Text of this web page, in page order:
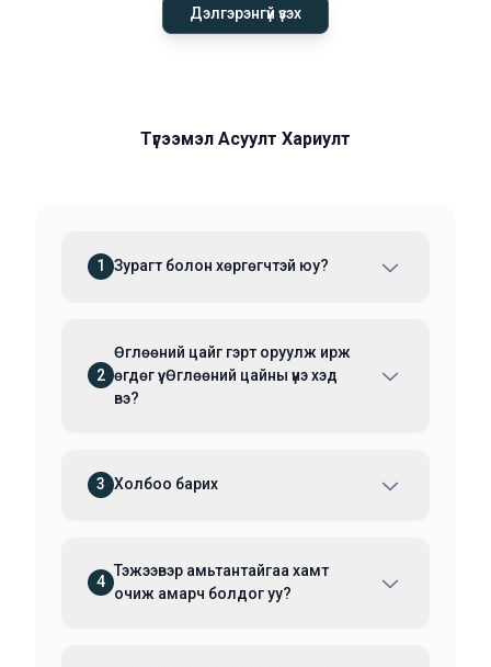
Дэлгэрэнгүй үзэх
Түгээмэл Асуулт Хариулт
1 Зурагт болон хөргөгчтэй юу?
2
Өглөөний цайг гэрт оруулж ирж
өгдөг үү. Өглөөний цайны үнэ хэд
вэ?
3 Холбоо барих
4
Тэжээвэр амьтантайгаа хамт
очиж амарч болдог уу?